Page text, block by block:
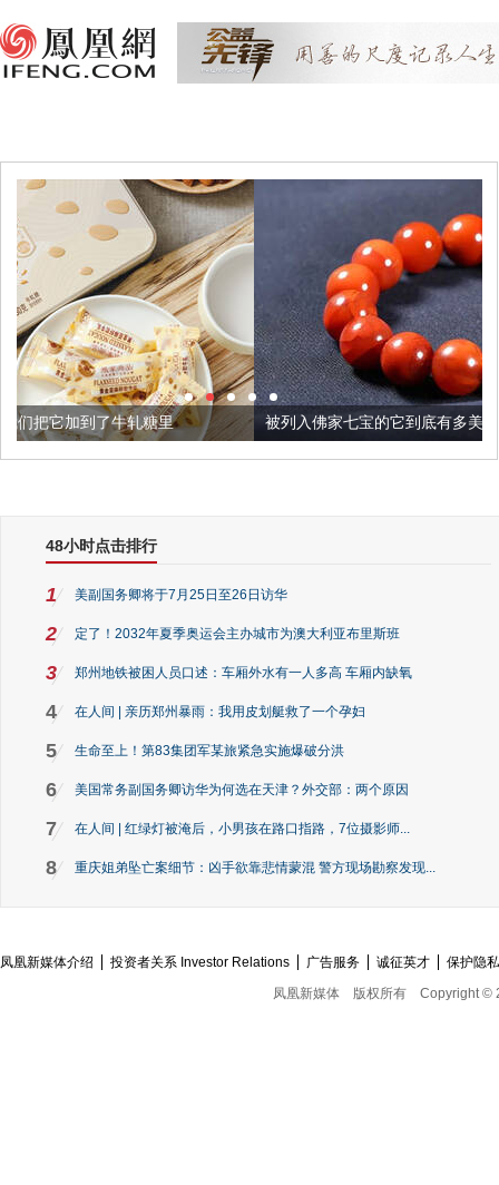
里 被列入佛家七宝的它到底有多美？
48小时点击排行
1 美副国务卿将于7月25日至26日访华
2 定了！2032年夏季奥运会主办城市为澳大利亚布里斯班
3 郑州地铁被困人员口述：车厢外水有一人多高 车厢内缺氧
4 在人间 | 亲历郑州暴雨：我用皮划艇救了一个孕妇
5 生命至上！第83集团军某旅紧急实施爆破分洪
6 美国常务副国务卿访华为何选在天津？外交部：两个原因
7 在人间 | 红绿灯被淹后，小男孩在路口指路，7位摄影师...
8 重庆姐弟坠亡案细节：凶手欲靠悲情蒙混 警方现场勘察发现...
凤凰新媒体介绍 投资者关系 Investor Relations 广告服务 诚征英才
保护隐
凤凰新媒体
版权所有 Copyright ©